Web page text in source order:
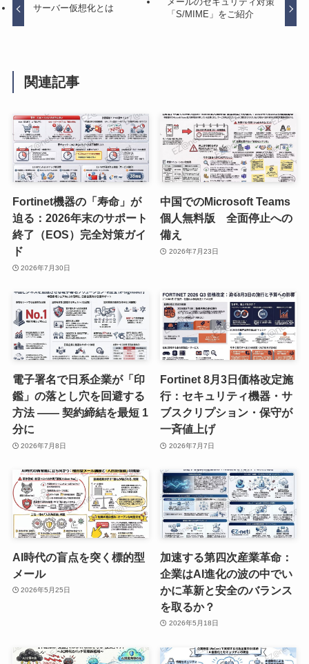
サーバー仮想化とは
「S/MIME」をご紹介
関連記事
Fortinet機器の「寿命」が
迫る：2026年末のサポート
終了（EOS）完全対策ガイ
ド
2026年7月30日
中国でのMicrosoft Teams
個人無料版 全面停止への
備え
2026年7月23日
電子署名で日系企業が「印
鑑」の落とし穴を回避する
方法 —— 契約締結を最短 1
分に
2026年7月8日
Fortinet 8月3日価格改定施
行：セキュリティ機器・サ
ブスクリプション・保守が
一斉値上げ
2026年7月7日
AI時代の盲点を突く標的型
メール
2026年5月25日
加速する第四次産業革命：
企業はAI進化の波の中でい
かに革新と安全のバランス
を取るか？
2026年5月18日